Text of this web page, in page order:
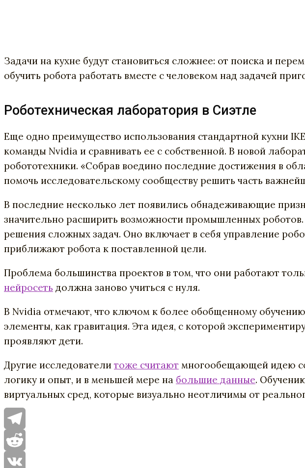
Задачи на кухне будут становиться сложнее: от поиска и
обучить робота работать вместе с человеком над задачей
Роботехническая лаборатория в Сиэтле
Еще одно преимущество использования стандартной кухни
команды Nvidia и сравнивать ее с собственной. В новой
робототехники. «Собрав воедино последние достижения в
помочь исследовательскому сообществу решить часть
В последние несколько лет появились обнадеживающие
значительно расширить возможности промышленных роботов.
решения сложных задач. Оно включает в себя управление
приближают робота к поставленной цели.
Проблема большинства проектов в том, что они работают
нейросеть должна заново учиться с нуля.
В Nvidia отмечают, что ключом к более обобщенному
элементы, как гравитация. Эта идея, с которой
проявляют дети.
Другие исследователи тоже считают многообещающей идею
логику и опыт, и в меньшей мере на большие данные.
виртуальных сред, которые визуально неотличимы от
Telegram
Reddit